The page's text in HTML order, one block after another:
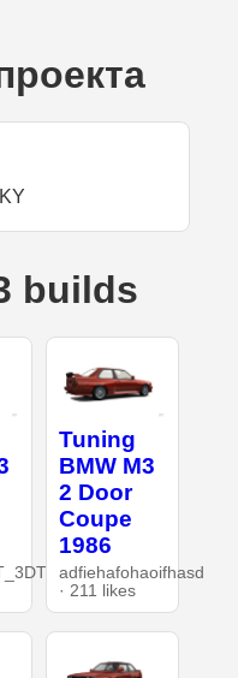
builds
Tuning
BMW M3
2 Door
Coupe
1986
adfiehafohaoifhasd
· 211 likes